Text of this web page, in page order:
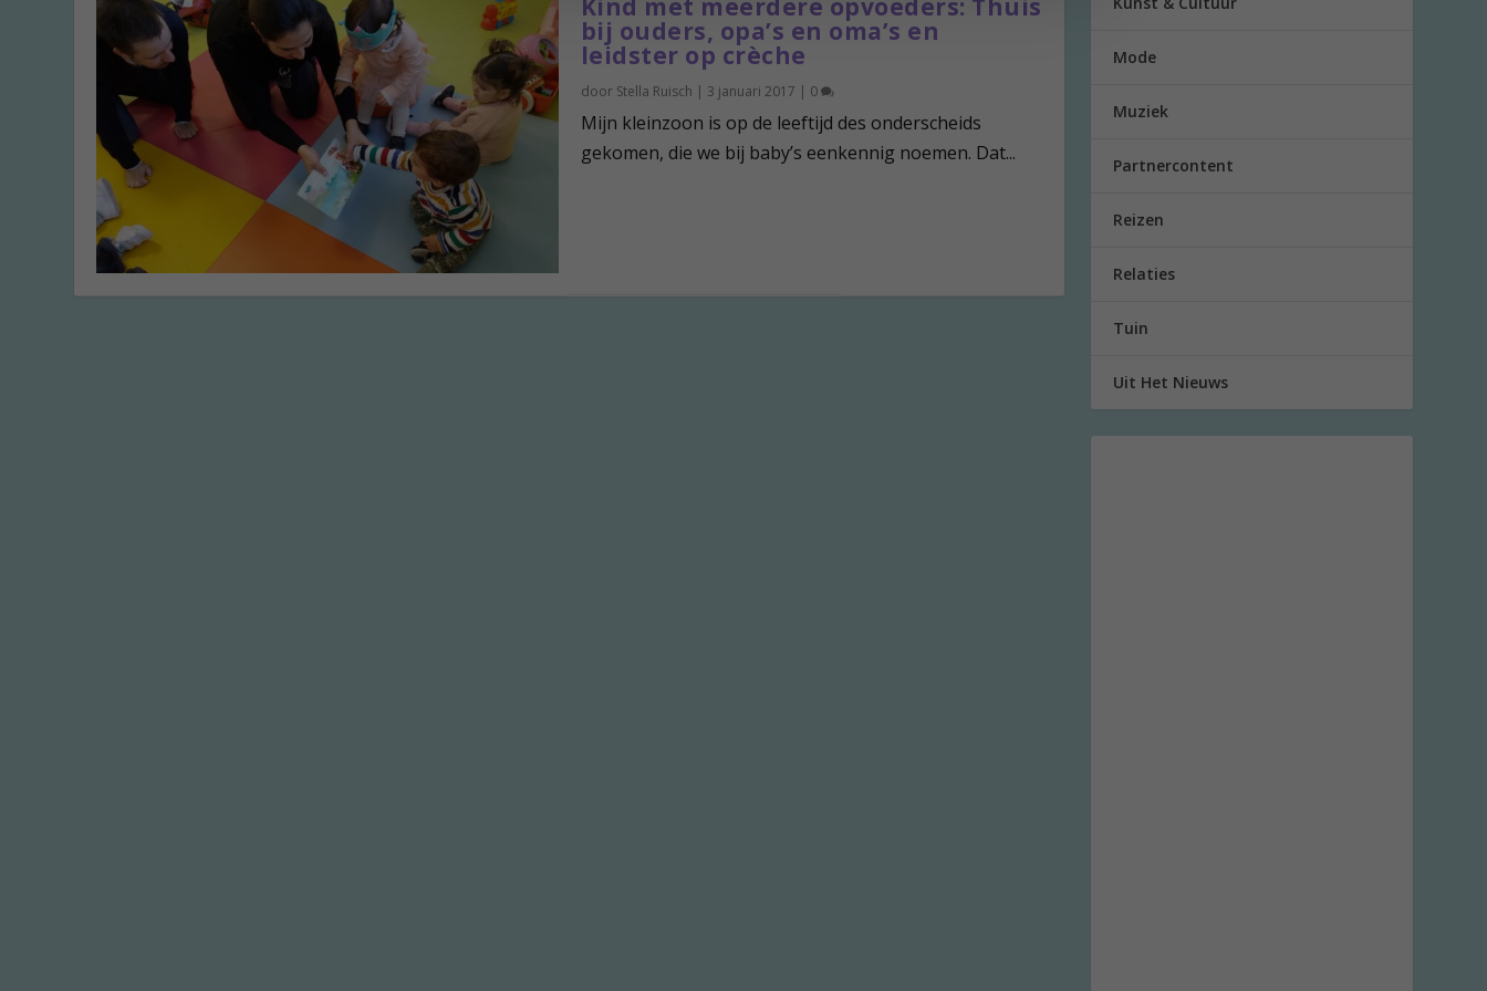
Kind met meerdere opvoeders: Thuis
bij ouders, opa’s en oma’s en
leidster op crèche
door Stella Ruisch | 3 januari 2017 | 0
Mijn kleinzoon is op de leeftijd des onderscheids
gekomen, die we bij baby’s eenkennig noemen. Dat...
Mode
Muziek
Partnercontent
Reizen
Relaties
Tuin
Uit Het Nieuws